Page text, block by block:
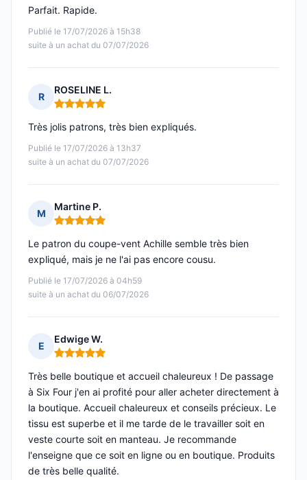
Publié le 17/07/2026 à 15h38
suite à un achat du 07/07/2026
Parfait. Rapide.
R
ROSELINE L.
Note : 5 sur 5
Publié le 17/07/2026 à 13h37
suite à un achat du 07/07/2026
Très jolis patrons, très bien expliqués.
M
Martine P.
Note : 5 sur 5
Publié le 17/07/2026 à 04h59
suite à un achat du 06/07/2026
Le patron du coupe-vent Achille semble très bien
expliqué, mais je ne l'ai pas encore cousu.
E
Edwige W.
Note : 5 sur 5
Très belle boutique et accueil chaleureux ! De passage
à Six Four j'en ai profité pour aller acheter directement à
la boutique. Accueil chaleureux et conseils précieux. Le
tissu est superbe et il me tarde de le travailler soit en
veste courte soit en manteau. Je recommande
l'enseigne que ce soit en ligne ou en boutique. Produits
de très belle qualité.